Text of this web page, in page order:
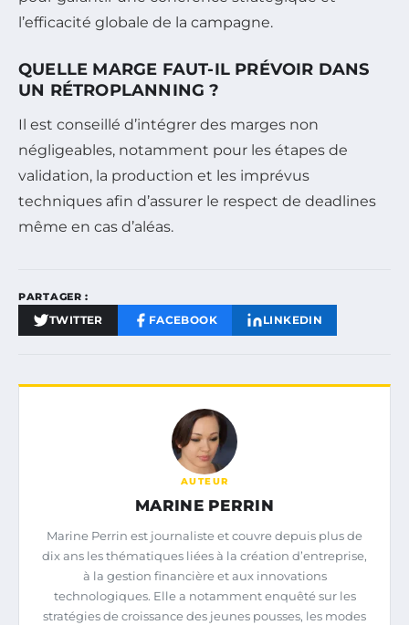
l’efficacité globale de la campagne.
QUELLE MARGE FAUT-IL PRÉVOIR DANS
UN RÉTROPLANNING ?
Il est conseillé d’intégrer des marges non
négligeables, notamment pour les étapes de
validation, la production et les imprévus
techniques afin d’assurer le respect de deadlines
même en cas d’aléas.
PARTAGER :
TWITTER FACEBOOK LINKEDIN
AUTEUR
MARINE PERRIN
Marine Perrin est journaliste et couvre depuis plus de
dix ans les thématiques liées à la création d’entreprise,
à la gestion financière et aux innovations
technologiques. Elle a notamment enquêté sur les
stratégies de croissance des jeunes pousses, les modes